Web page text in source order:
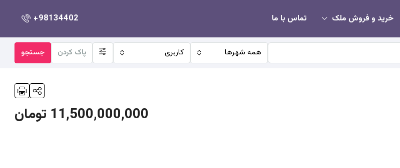
خرید و فروش ملک تماس با ما +98134402
همه شهرها کاربری پاک کردن جستجو
11,500,000,000 تومان